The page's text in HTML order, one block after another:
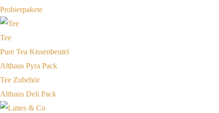
Probierpakete
Tee
Pure Tea Kissenbeutel
Althaus Pyra Pack
Tee Zubehör
Althaus Deli Pack